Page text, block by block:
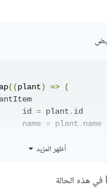
((plant) =>
(
  		id
= plant.id
  		name
= plant.name
.
أظهر المزيد